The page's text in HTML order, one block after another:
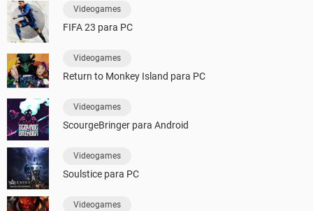
Videogames
FIFA 23 para PC
Videogames
Return to Monkey Island para PC
Videogames
ScourgeBringer para Android
Videogames
Soulstice para PC
Videogames